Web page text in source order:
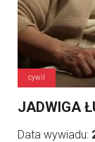
cywil
JADWIGA
Data wywiadu: